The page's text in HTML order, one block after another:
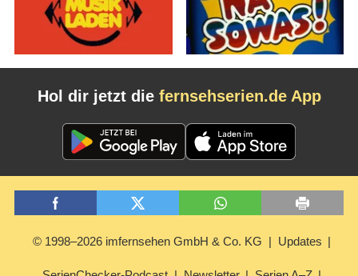
Hol dir jetzt die fernsehserien.de App
© 1998–2026 imfernsehen GmbH & Co. KG Updates